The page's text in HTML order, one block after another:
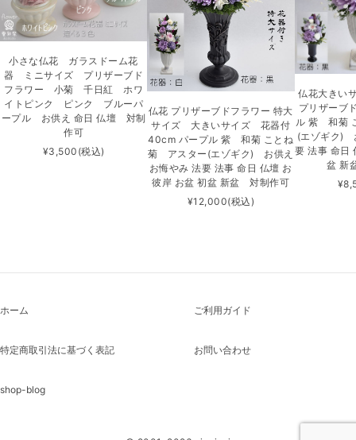
小さな仏花 ガラスドーム花
器 ミニサイズ プリザーブド
フラワー 小菊 千日紅 ホワ
イトピンク ピンク ブルーパ
ープル お供え 命日 仏壇 対制
作可
¥3,500 (税込)
仏花 プリザーブドフラワー 特大
サイズ 大きいサイズ 花器付
40cm パープル 紫 和菊 ことね
菊 アスター(エゾギク) お供え
お悔やみ 法要 法事 命日 仏壇 お
彼岸 お盆 初盆 新盆 対制作可
¥12,000(税込)
仏花大きい
プリザーブ
ル 紫 和菊
(エゾギク)
要 法事 命日
盆 新
ホーム ご利用ガイド
特定商取引法に基づく表記 お問い合わせ
shop-blog